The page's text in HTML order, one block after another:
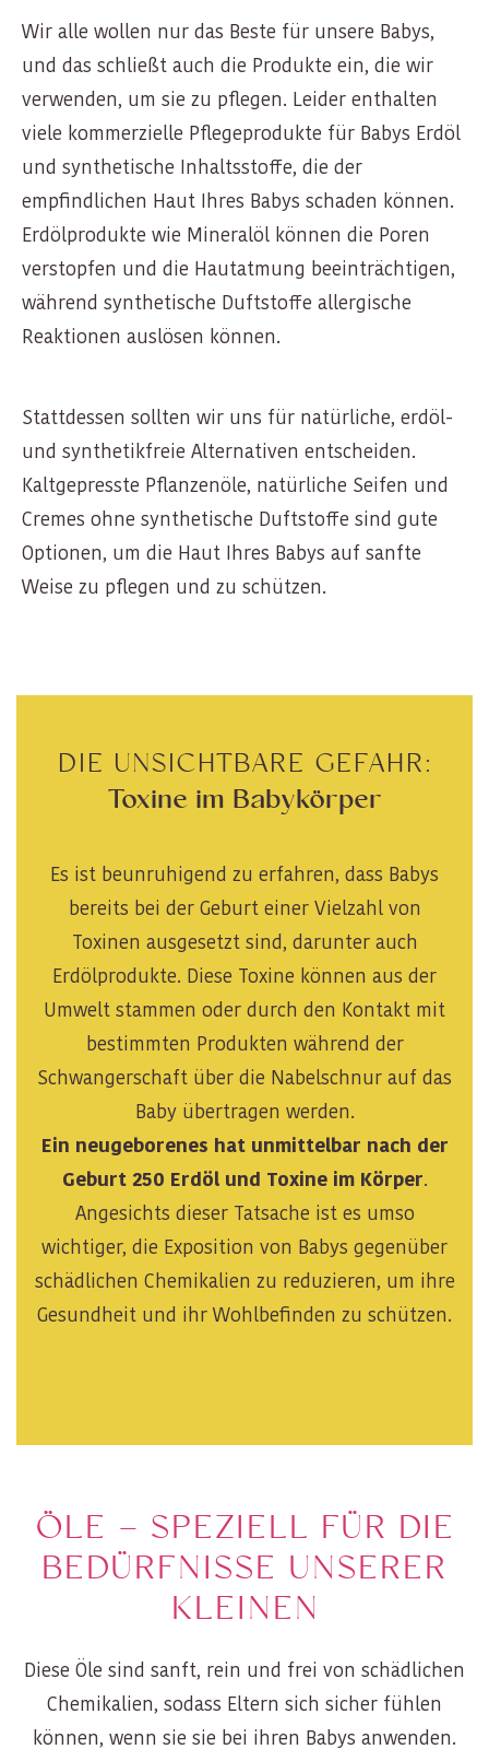
Wir alle wollen nur das Beste für unsere Babys,
und das schließt auch die Produkte ein, die wir
verwenden, um sie zu pflegen. Leider enthalten
viele kommerzielle Pflegeprodukte für Babys Erdöl
und synthetische Inhaltsstoffe, die der
empfindlichen Haut Ihres Babys schaden können.
Erdölprodukte wie Mineralöl können die Poren
verstopfen und die Hautatmung beeinträchtigen,
während synthetische Duftstoffe allergische
Reaktionen auslösen können.
Stattdessen sollten wir uns für natürliche, erdöl-
und synthetikfreie Alternativen entscheiden.
Kaltgepresste Pflanzenöle, natürliche Seifen und
Cremes ohne synthetische Duftstoffe sind gute
Optionen, um die Haut Ihres Babys auf sanfte
Weise zu pflegen und zu schützen.
DIE UNSICHTBARE GEFAHR:
Toxine im Babykörper
Es ist beunruhigend zu erfahren, dass Babys
bereits bei der Geburt einer Vielzahl von
Toxinen ausgesetzt sind, darunter auch
Erdölprodukte. Diese Toxine können aus der
Umwelt stammen oder durch den Kontakt mit
bestimmten Produkten während der
Schwangerschaft über die Nabelschnur auf das
Baby übertragen werden.
Ein neugeborenes hat unmittelbar nach der
Geburt 250 Erdöl und Toxine im Körper.
Angesichts dieser Tatsache ist es umso
wichtiger, die Exposition von Babys gegenüber
schädlichen Chemikalien zu reduzieren, um ihre
Gesundheit und ihr Wohlbefinden zu schützen.
ÖLE – SPEZIELL FÜR DIE
BEDÜRFNISSE UNSERER
KLEINEN
Diese Öle sind sanft, rein und frei von schädlichen
Chemikalien, sodass Eltern sich sicher fühlen
können, wenn sie sie bei ihren Babys anwenden.